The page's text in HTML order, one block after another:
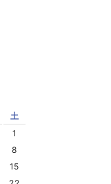
土
1
8
15